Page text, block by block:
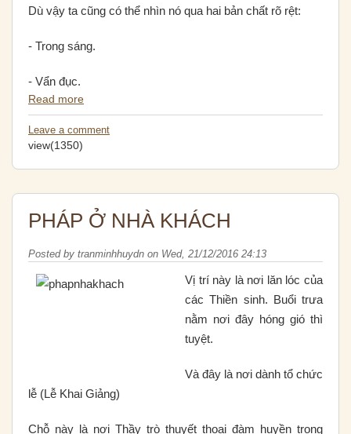
Dù vậy ta cũng có thể nhìn nó qua hai bản chất rõ rệt:
- Trong sáng.
- Vẩn đục.
Read more
Leave a comment
view(1350)
PHÁP Ở NHÀ KHÁCH
Posted by tranminhhuydn on Wed, 21/12/2016 24:13
Vị trí này là nơi lăn lóc của
các Thiền sinh. Buổi trưa
nằm nơi đây hóng gió thì
tuyệt.
Và đây là nơi dành tổ chức
lễ (Lễ Khai Giảng)
Chỗ này là nơi Thầy trò thuyết thoại đàm huyền trong